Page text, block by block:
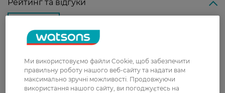
Рейтинг та відгуки
0
З 0 відгуків
0 відгуків
Доставка
Ми використовуємо файли Cookie, щоб забезпечити
правильну роботу нашого веб-сайту та надати вам
максимально зручні можливості. Продовжуючи
використання нашого сайту, ви погоджуєтесь на